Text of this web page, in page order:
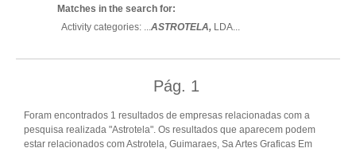
Matches in the search for:
Activity categories: ...ASTROTELA, LDA...
Pág. 1
Foram encontrados 1 resultados de empresas relacionadas com a
pesquisa realizada "Astrotela". Os resultados que aparecem podem
estar relacionados com Astrotela, Guimaraes, Sa Artes Graficas Em